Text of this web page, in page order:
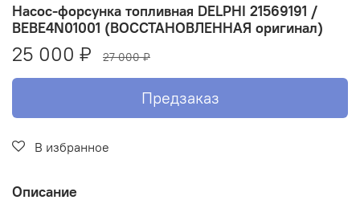
Насос-форсунка топливная DELPHI 21569191 /
BEBE4N01001 (ВОССТАНОВЛЕННАЯ оригинал)
25 000 ₽ 27 000 ₽
Предзаказ
В избранное
Описание